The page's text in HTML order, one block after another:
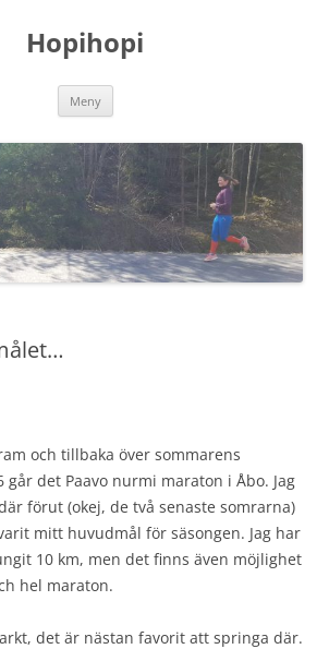
Hopihopi
Meny
och tillbaka över sommarens
går det Paavo nurmi maraton i Åbo. Jag
förut (okej, de två senaste somrarna)
mitt huvudmål för säsongen. Jag har
10 km, men det finns även möjlighet
hel maraton.
det är nästan favorit att springa där.